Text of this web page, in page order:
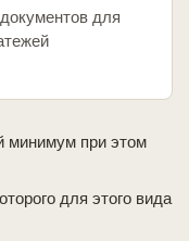
для
минимум при этом
для этого вида